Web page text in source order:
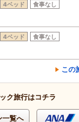
4ベッド 食事なし
4ベッド 食事なし
この
ク旅行はコチラ
一覧へ